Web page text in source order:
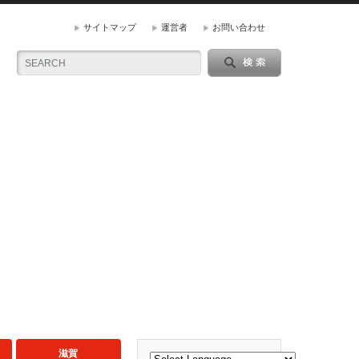
サイトマップ 運営者 お問い合わせ
滋賀